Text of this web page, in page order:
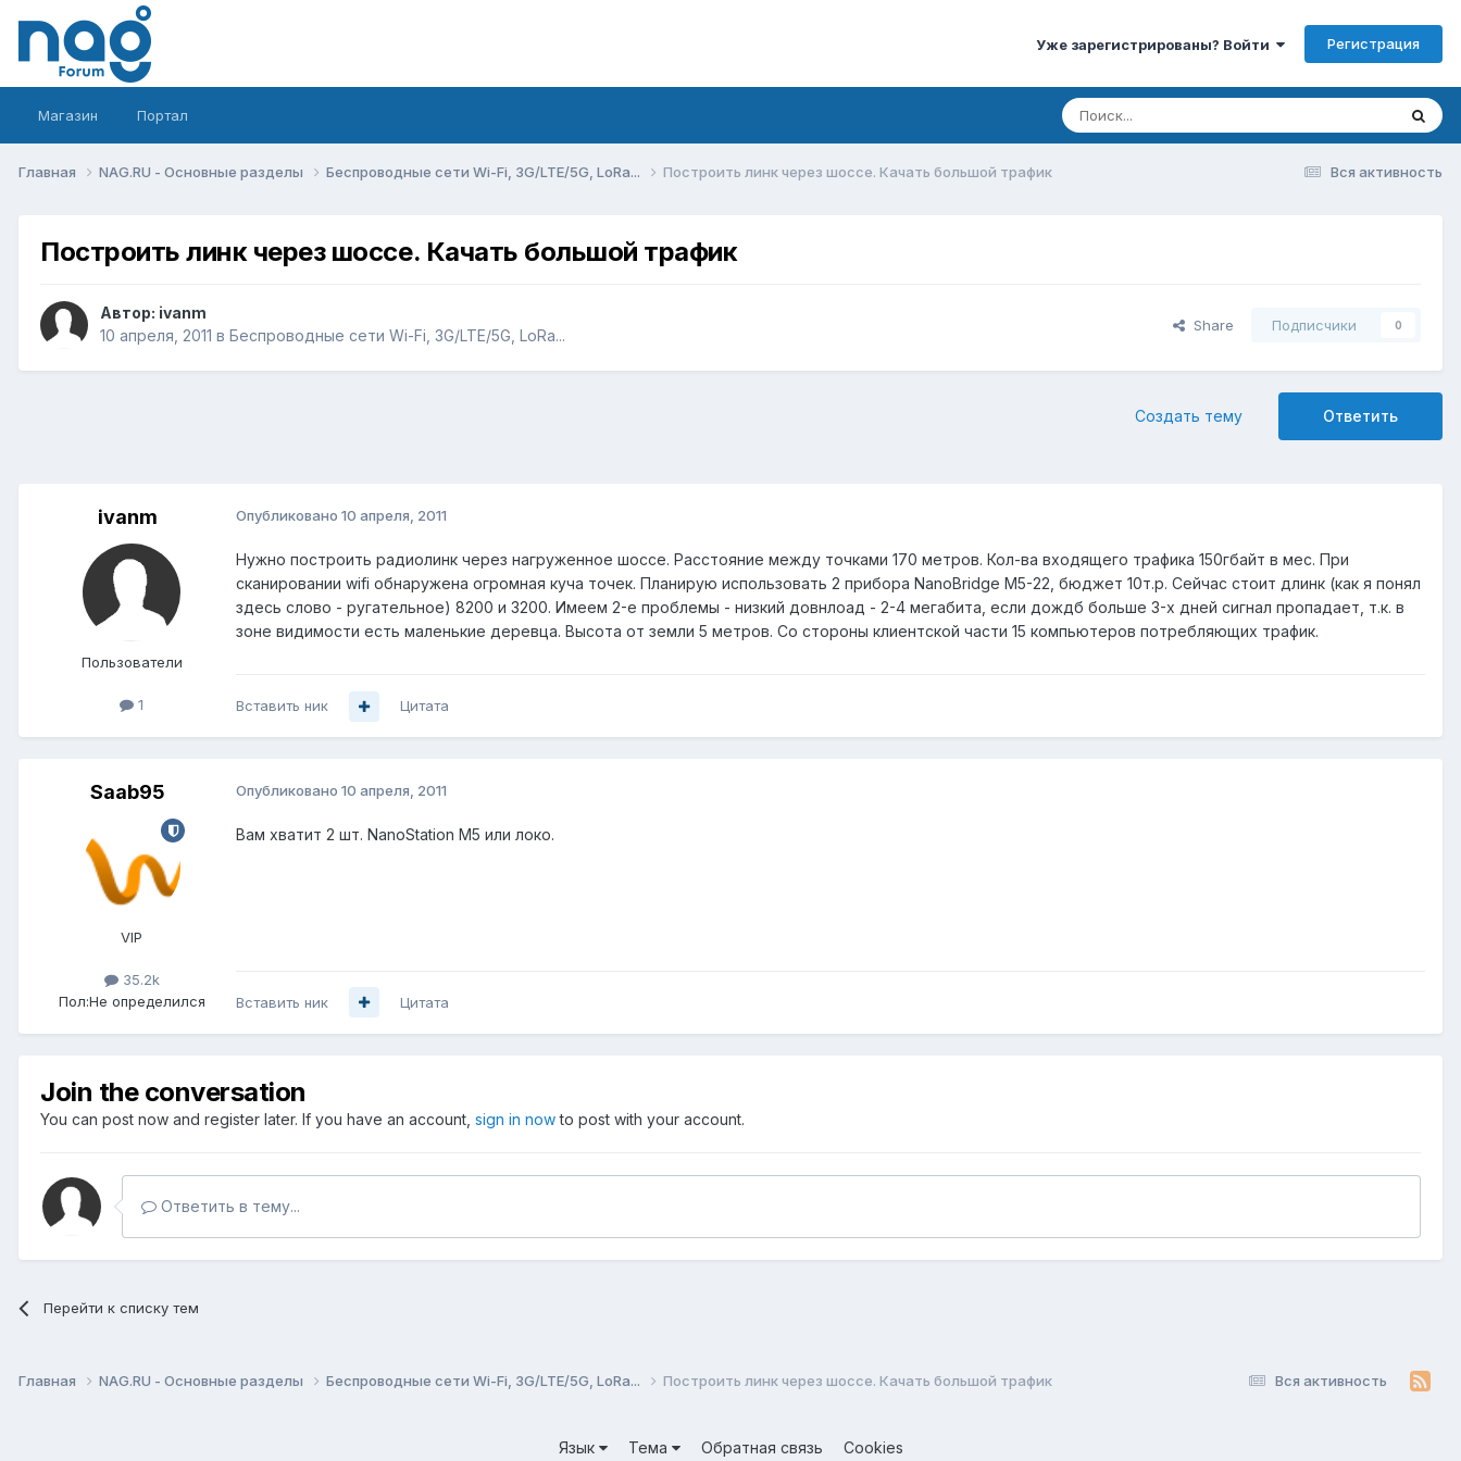
Уже зарегистрированы? Войти Регистрация
Магазин Портал
Вся активность
Главная NAG.RU - Основные разделы Беспроводные сети Wi-Fi, 3G/LTE/5G, LoRa... Построить линк через шоссе. Качать большой трафик
Построить линк через шоссе. Качать большой трафик
Автор: ivanm
10 апреля, 2011 в Беспроводные сети Wi-Fi, 3G/LTE/5G, LoRa...
Share Подписчики 0
Ответить
Создать тему
ivanm
Пользователи
1
Опубликовано 10 апреля, 2011
Нужно построить радиолинк через нагруженное шоссе. Расстояние между точками 170 метров. Кол-ва входящего трафика 150гбайт в мес. При
сканировании wifi обнаружена огромная куча точек. Планирую использовать 2 прибора NanoBridge M5-22, бюджет 10т.р. Сейчас стоит длинк (как я понял
здесь слово - ругательное) 8200 и 3200. Имеем 2-е проблемы - низкий довнлоад - 2-4 мегабита, если дождб больше 3-х дней сигнал пропадает, т.к. в
зоне видимости есть маленькие деревца. Высота от земли 5 метров. Со стороны клиентской части 15 компьютеров потребляющих трафик.
Вставить ник Цитата
Saab95
VIP
35.2k
Пол:Не определился
Опубликовано 10 апреля, 2011
Вам хватит 2 шт. NanoStation M5 или локо.
Вставить ник Цитата
Join the conversation
You can post now and register later. If you have an account, sign in nowto post with your account.
Ответить в тему...
Перейти к списку тем
Вся активность
Главная NAG.RU - Основные разделы Беспроводные сети Wi-Fi, 3G/LTE/5G, LoRa... Построить линк через шоссе. Качать большой трафик
Язык Тема Обратная связь Cookies